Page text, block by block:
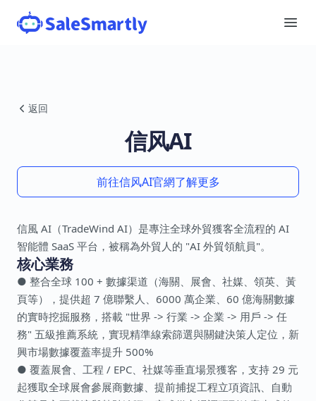
返回
信风AI
前往信风AI官網了解更多
信風 AI（TradeWind AI）是專注全球外貿獲客全流程的 AI
智能體 SaaS 平台，被稱為外貿人的 "AI 外貿領航員"。
核心業務
● 整合全球 100 + 數據渠道（海關、展會、社媒、領英、黃
頁等），提供超 7 億聯繫人、6000 萬企業、60 億海關數據
的實時挖掘服務，搭載 "世界 -> 行業 -> 企業 -> 用戶 -> 任
務" 五級推薦系統，實現精準線索篩選與關鍵決策人定位，新
興市場數據覆蓋率提升 500%
● 覆蓋展會、工程 / EPC、社媒等垂直場景獲客，支持 29 元
起獲取全球展會參展商數據、提前捕捉工程立項資訊、自動